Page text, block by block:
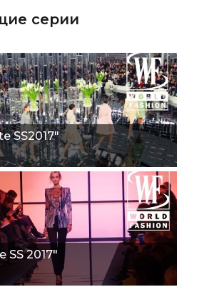
серии
SS2017"
SS 2017"